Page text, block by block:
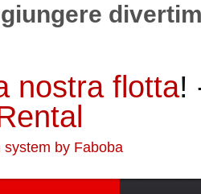
nostra flotta!
by Faboba